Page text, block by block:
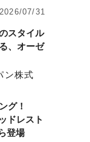
2026/07/31
スタイル
、オーゼ
ン株式
グ！
ドレスト
登場